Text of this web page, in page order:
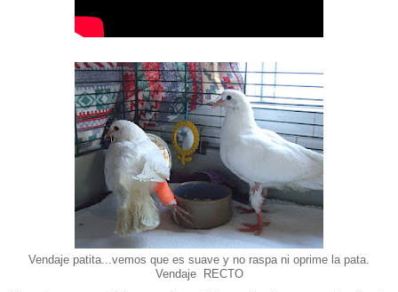
Vendaje patita...vemos que es suave y no raspa ni oprime la pata.
Vendaje RECTO